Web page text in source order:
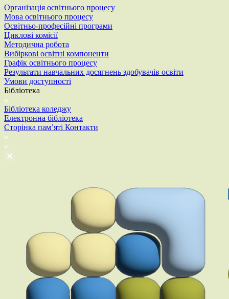
Організація освітнього процесу
Мова освітнього процесу
Освітньо-професійні програми
Циклові комісії
Методична робота
Вибіркові освітні компоненти
Графік освітнього процесу
Результати навчальних досягнень здобувачів освіти
Умови доступності
Бібліотека
Бібліотека коледжу
Електронна бібліотека
Сторінка пам’яті Контакти